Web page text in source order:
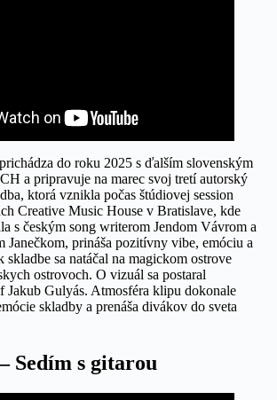
do roku 2025 s ďalším slovenským
a pripravuje na marec svoj tretí autorský
ktorá vznikla počas štúdiovej session
Creative Music House v Bratislave, kde
s českým song writerom Jendom Vávrom a
Janečkom, prináša pozitívny vibe, emóciu a
sa natáčal na magickom ostrove
ostrovoch. O vizuál sa postaral
Jakub Gulyás. Atmosféra klipu dokonale
skladby a prenáša divákov do sveta
Sedím s gitarou